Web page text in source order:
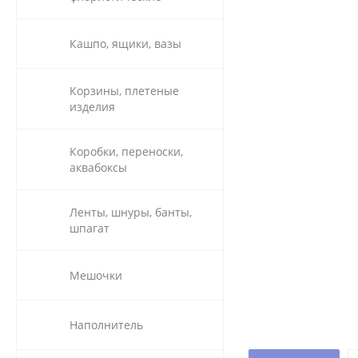
Кашпо, ящики, вазы
Корзины, плетеные
изделия
Коробки, переноски,
аквабоксы
Ленты, шнуры, банты,
шпагат
Мешочки
Наполнитель